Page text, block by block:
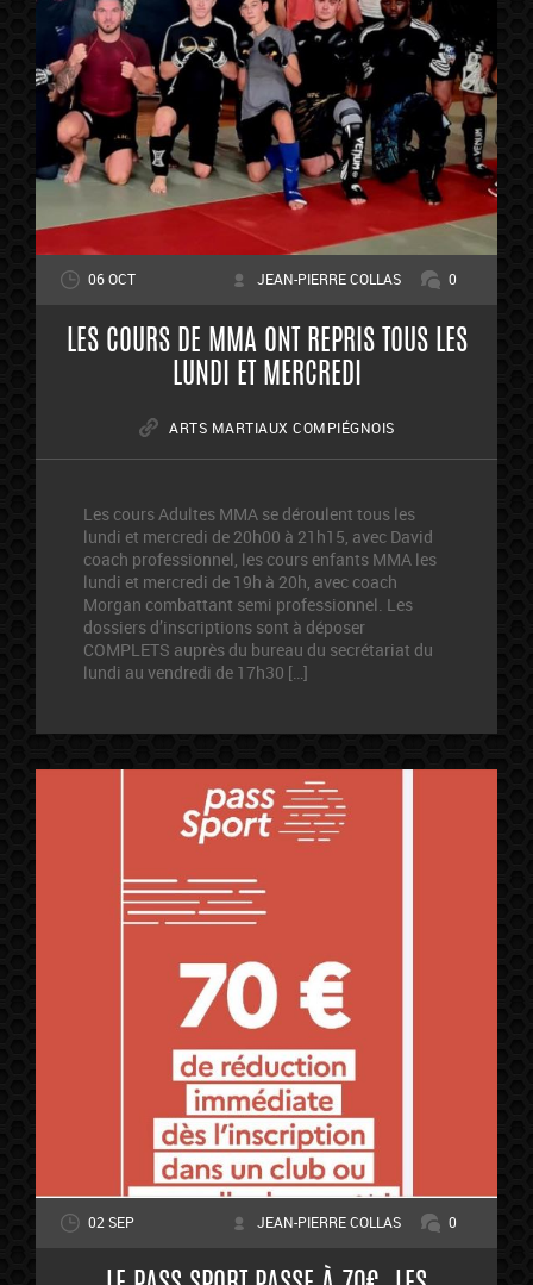
06 OCT JEAN-PIERRE COLLAS 0
LES COURS DE MMA ONT REPRIS TOUS LES
LUNDI ET MERCREDI
ARTS MARTIAUX COMPIÉGNOIS
Les cours Adultes MMA se déroulent tous les
lundi et mercredi de 20h00 à 21h15, avec David
coach professionnel, les cours enfants MMA les
lundi et mercredi de 19h à 20h, avec coach
Morgan combattant semi professionnel. Les
dossiers d’inscriptions sont à déposer
COMPLETS auprès du bureau du secrétariat du
lundi au vendredi de 17h30 […]
02 SEP JEAN-PIERRE COLLAS 0